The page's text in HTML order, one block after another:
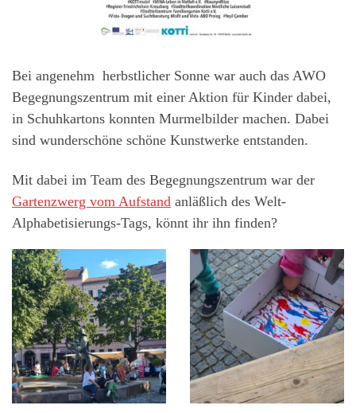
Bei angenehm herbstlicher Sonne war auch das AWO
Begegnungszentrum mit einer Aktion für Kinder dabei,
in Schuhkartons konnten Murmelbilder machen. Dabei
sind wunderschöne schöne Kunstwerke entstanden.
Mit dabei im Team des Begegnungszentrum war der
Gartenzwerg vom Aufstand anläßlich des Welt-
Alphabetisierungs-Tags, könnt ihr ihn finden?